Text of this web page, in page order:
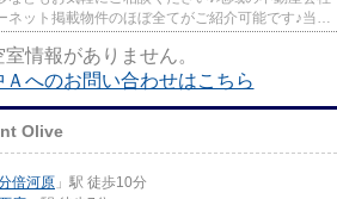
ネット掲載物件のほぼ全てがご紹介可能です♪当店
情報がありません。
Ａへのお問い合わせはこちら
Olive
倍河原 」駅 徒歩10分